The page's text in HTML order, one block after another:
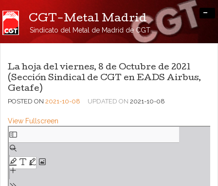
CGT-Metal Madrid
Sindicato del Metal de Madrid de CGT
-
La hoja del viernes, 8 de Octubre de 2021
(Sección Sindical de CGT en EADS Airbus,
Getafe)
POSTED ON 2021-10-08 UPDATED ON 2021-10-08
View Fullscreen
Saltar
al
contenido
del
PDF